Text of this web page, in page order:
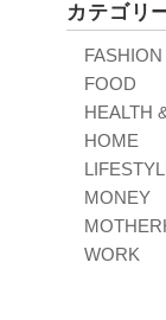
カテゴリ
FASHION
FOOD
HEALTH
HOME
MONEY
WORK